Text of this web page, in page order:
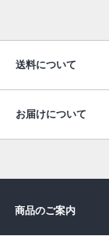
送料について
お届けについて
商品のご案内